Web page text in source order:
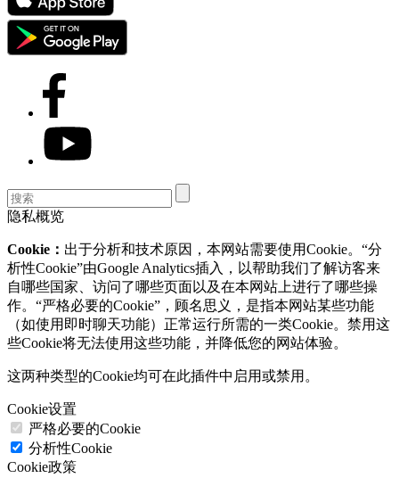
隐私概览
Cookie： 出于分析和技术原因，本网站需要使用Cookie。“分
析性Cookie”由Google Analytics插入，以帮助我们了解访客来
自哪些国家、访问了哪些页面以及在本网站上进行了哪些操
作。“严格必要的Cookie”，顾名思义，是指本网站某些功能
（如使用即时聊天功能）正常运行所需的一类Cookie。禁用这
些Cookie将无法使用这些功能，并降低您的网站体验。
这两种类型的Cookie均可在此插件中启用或禁用。
Cookie设置
严格必要的Cookie
分析性Cookie
Cookie政策